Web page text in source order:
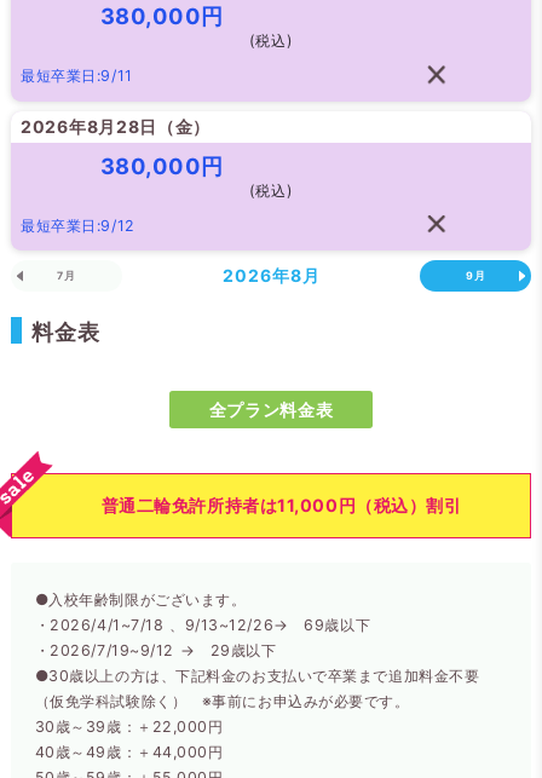
380,000円
(税込)
最短卒業日:9/11
2026年8月28日（金）
380,000円
(税込)
最短卒業日:9/12
7月 2026年8月 9月
料金表
全プラン料金表
普通二輪免許所持者は11,000円（税込）割引
●入校年齢制限がございます。
・2026/4/1~7/18 、9/13~12/26→ 69歳以下
・2026/7/19~9/12 → 29歳以下
●30歳以上の方は、下記料金のお支払いで卒業まで追加料金不要
（仮免学科試験除く） ※事前にお申込みが必要です。
30歳～39歳：＋22,000円
40歳～49歳：＋44,000円